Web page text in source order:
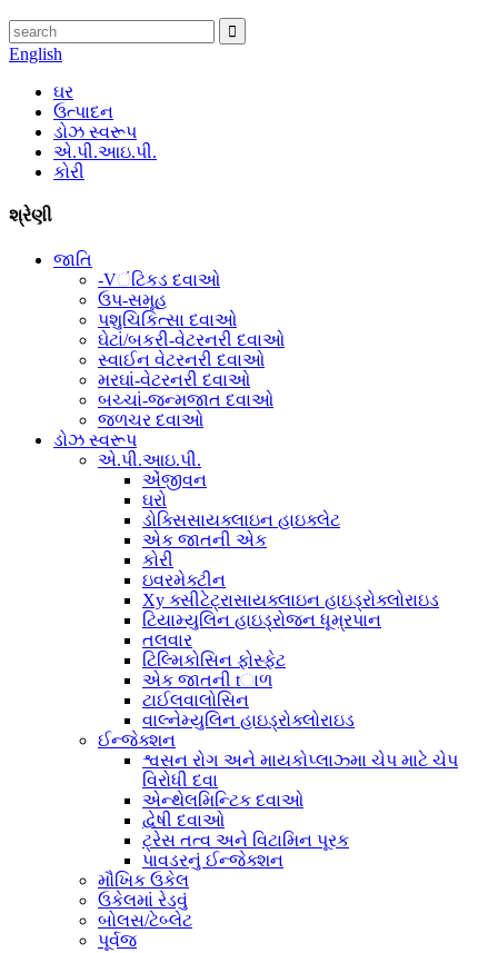
English
ઘર
ઉત્પાદન
ડોઝ સ્વરૂપ
એ.પી.આઇ.પી.
કોરી
શ્રેણી
જાતિ
-Vંટિકડ દવાઓ
ઉપ-સમૂહ
પશુચિકિત્સા દવાઓ
ઘેટાં/બકરી-વેટરનરી દવાઓ
સ્વાઈન વેટરનરી દવાઓ
મરઘાં-વેટરનરી દવાઓ
બચ્ચાં-જન્મજાત દવાઓ
જળચર દવાઓ
ડોઝ સ્વરૂપ
એ.પી.આઇ.પી.
એંજીવન
ઘરો
ડોક્સિસાયક્લાઇન હાઇક્લેટ
એક જાતની એક
કોરી
ઇવરમેક્ટીન
Xy ક્સીટેટ્રાસાયક્લાઇન હાઇડ્રોક્લોરાઇડ
ટિયામ્યુલિન હાઇડ્રોજન ધૂમ્રપાન
તલવાર
ટિલ્મિકોસિન ફોસ્ફેટ
એક જાતની tાળ
ટાઈલવાલોસિન
વાલ્નેમ્યુલિન હાઇડ્રોક્લોરાઇડ
ઈન્જેક્શન
શ્વસન રોગ અને માયકોપ્લાઝ્મા ચેપ માટે ચેપ
વિરોધી દવા
એન્થેલમિન્ટિક દવાઓ
દ્વેષી દવાઓ
ટ્રેસ તત્વ અને વિટામિન પૂરક
પાવડરનું ઈન્જેક્શન
મૌખિક ઉકેલ
ઉકેલમાં રેડવું
બોલસ/ટેબ્લેટ
પૂર્વજ